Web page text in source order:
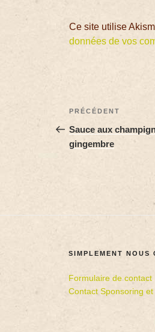
Ce site utilise
données de vos
PRÉCÉDENT
Sauce aux
gingembre
SIMPLEMENT NOUS
Formulaire de contact
Contact Sponsoring